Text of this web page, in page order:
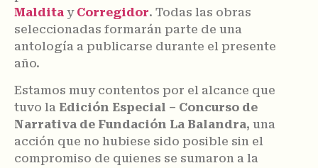
Maldita y Corregidor. Todas las obras
seleccionadas formarán parte de una
antología a publicarse durante el presente
año.
Estamos muy contentos por el alcance que
tuvo la Edición Especial – Concurso de
Narrativa de Fundación La Balandra, una
acción que no hubiese sido posible sin el
compromiso de quienes se sumaron a la